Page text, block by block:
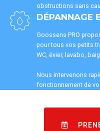
obstructions sans
DÉPANNAGE
Goossens PRO
pour tous vos petits
WC, évier, lavabo,
Nous intervenons
fonctionnement de